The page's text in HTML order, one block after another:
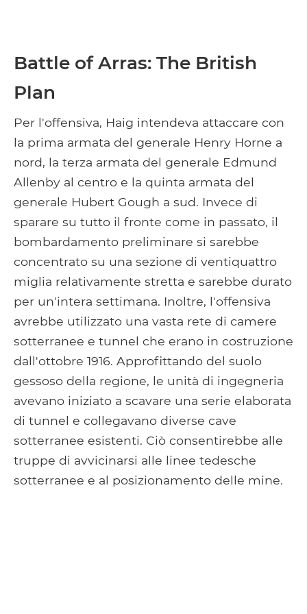
Battle of Arras: The British
Plan
Per l'offensiva, Haig intendeva attaccare con
la prima armata del generale Henry Horne a
nord, la terza armata del generale Edmund
Allenby al centro e la quinta armata del
generale Hubert Gough a sud. Invece di
sparare su tutto il fronte come in passato, il
bombardamento preliminare si sarebbe
concentrato su una sezione di ventiquattro
miglia relativamente stretta e sarebbe durato
per un'intera settimana. Inoltre, l'offensiva
avrebbe utilizzato una vasta rete di camere
sotterranee e tunnel che erano in costruzione
dall'ottobre 1916. Approfittando del suolo
gessoso della regione, le unità di ingegneria
avevano iniziato a scavare una serie elaborata
di tunnel e collegavano diverse cave
sotterranee esistenti. Ciò consentirebbe alle
truppe di avvicinarsi alle linee tedesche
sotterranee e al posizionamento delle mine.